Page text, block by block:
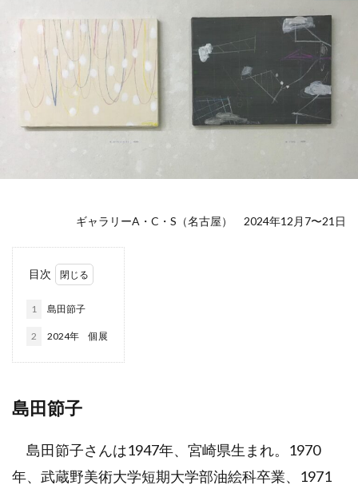
ギャラリーA・C・S（名古屋） 2024年12月7〜21日
目次
1 島田節子
2 2024年 個展
島田節子
島田節子さんは1947年、宮崎県生まれ。1970
年、武蔵野美術大学短期大学部油絵科卒業、1971